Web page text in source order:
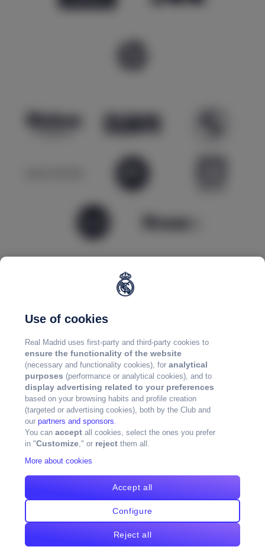
版权所有皇马©2024年版权所有
Use of cookies
Real Madrid uses first-party and third-party cookies to
ensure the functionality of the website
(necessary and functionality cookies), foranalytical
purposes (performance or analytical cookies), and to
display advertising related to your preferences
based on your browsing habits and profile creation
(targeted or advertising cookies), both by the Club and
ourpartners and sponsors.
You canaccept all cookies, select the ones you prefer
in "Customize," or reject them all.
More about cookies
Configure
Reject all
Accept all